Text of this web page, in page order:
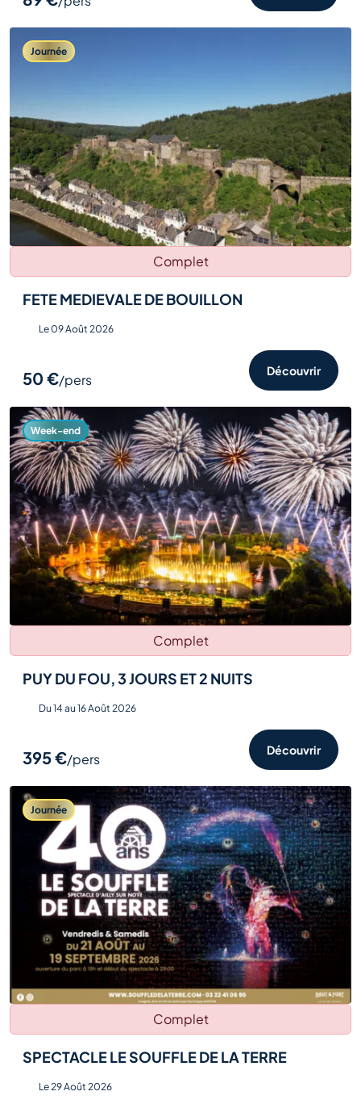
Journée
Complet
FETE MEDIEVALE DE BOUILLON
Le 09 Août 2026
50 €/pers
Découvrir
Week-end
Complet
PUY DU FOU, 3 JOURS ET 2 NUITS
Du 14 au 16 Août 2026
395 €/pers
Découvrir
Journée
Complet
SPECTACLE LE SOUFFLE DE LA TERRE
Le 29 Août 2026